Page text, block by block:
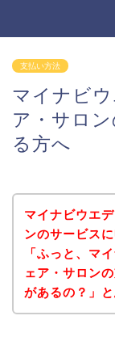
支払い方法
マイナビ
ア・サロ
る方へ
マイナビウエ
ンのサービス
「ふっと、マ
ェア・サロン
があるの？」